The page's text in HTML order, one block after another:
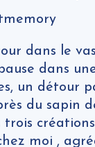
dans le
dans
un détour
du sapin
trois
moi ,